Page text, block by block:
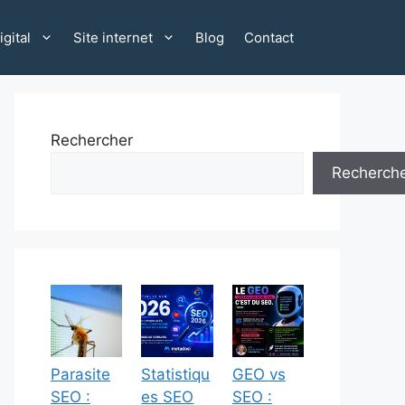
Site internet Blog Contact
Rechercher
Parasite
SEO :
Statistiqu
es SEO
GEO vs
SEO :